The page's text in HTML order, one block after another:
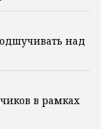
над
в рамках